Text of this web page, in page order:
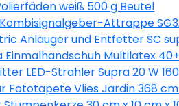
Schlitz 8 Stück mit Muttern
weiß 500 g Beutel
Attrappe
Anlauger und Entfetter SC
Einmalhandschuh Multilatex
LED-Strahler Supra 20 W
900 mm
Fototapete Vlies Jardin 368 cm